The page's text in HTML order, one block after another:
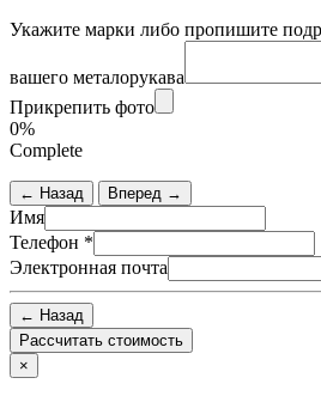
Укажите марки либо пропишите
вашего металорукава
Прикрепить фото
0%
Complete
← Назад Вперед →
Имя
Телефон *
Электронная почта
← Назад
×